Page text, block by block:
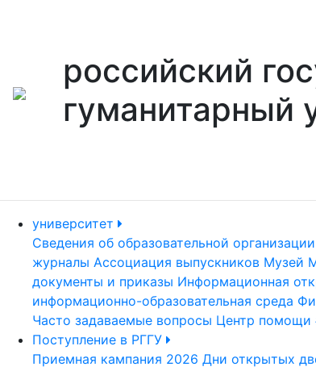
российский
гуманитарный
университет
Сведения об образовательной организации
журналы Ассоциация выпускников Музей
документы и приказы Информационная
информационно-образовательная среда
Часто задаваемые вопросы Центр
Поступление в РГГУ
Приемная кампания 2026 Дни открытых